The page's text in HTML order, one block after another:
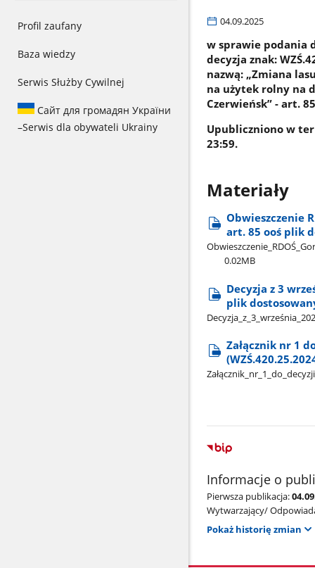
Profil zaufany
Baza wiedzy
Serwis Służby Cywilnej
Сайт для громадян України
–Serwis dla obywateli Ukrainy
04.09.2025
w sprawie podania
decyzja znak:
nazwą: „Zmiana
na użytek rolny na
Czerwieńsk” - art.
Upubliczniono w
23:59.
Materiały
Obwieszczenie
art. 85 ooś plik
0.02MB
Decyzja z 3
plik
Załącznik nr 1
Informacje o
Pierwsza publikacja:
Wytwarzający/
Pokaż historię zmian